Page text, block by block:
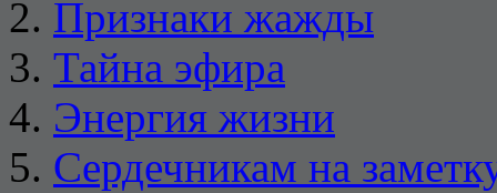
Признаки жажды
Тайна эфира
Энергия жизни
Сердечникам на